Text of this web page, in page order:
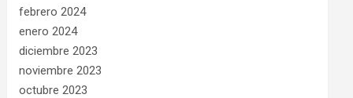
febrero 2024
enero 2024
diciembre 2023
noviembre 2023
octubre 2023